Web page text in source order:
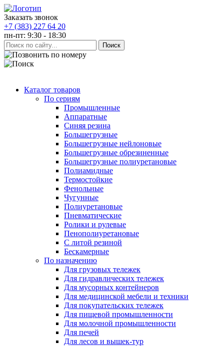
Заказать звонок
+7 (383) 227 64 20
пн-пт: 9:30 - 18:30
Каталог товаров
По сериям
Промышленные
Аппаратные
Синяя резина
Большегрузные
Большегрузные нейлоновые
Большегрузные обрезиненные
Большегрузные полиуретановые
Полиамидные
Термостойкие
Фенольные
Чугунные
Полиуретановые
Пневматические
Ролики и рулевые
Пенополиуретановые
С литой резиной
Бескамерные
По назначению
Для грузовых тележек
Для гидравлических тележек
Для мусорных контейнеров
Для медицинской мебели и техники
Для покупательских тележек
Для пищевой промышленности
Для молочной промышленности
Для печей
Для лесов и вышек-тур